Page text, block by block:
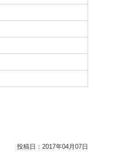
投稿日： 2017年04月07日